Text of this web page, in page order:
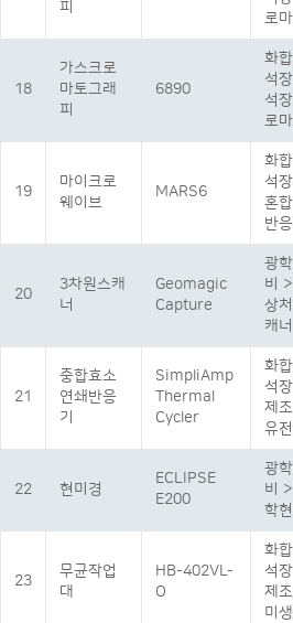
피
로
18
가스크로
마토그래
피
6890
화
석
석
로
19
마이크로
웨이브
MARS6
화
석
혼
반
20
3차원스캐
너
Geomagic
Capture
광
비
상
캐너
21
중합효소
연쇄반응
기
SimpliAmp
Thermal
Cycler
화
석
제
유
22 현미경
ECLIPSE
E200
광
비
학
23
무균작업
대
HB-402VL-
O
화
석
제
미